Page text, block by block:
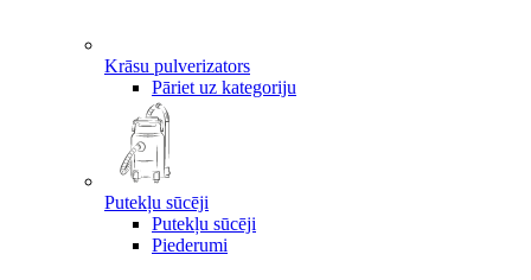
Krāsu pulverizators
Pāriet uz kategoriju
Putekļu sūcēji
Putekļu sūcēji
Piederumi